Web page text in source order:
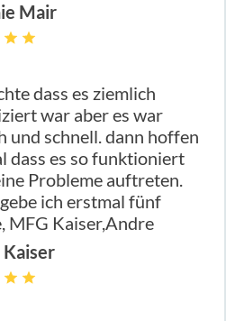
Mair
dass es ziemlich
war aber es war
und schnell. dann hoffen
dass es so funktioniert
Probleme auftreten.
ich erstmal fünf
MFG Kaiser,Andre